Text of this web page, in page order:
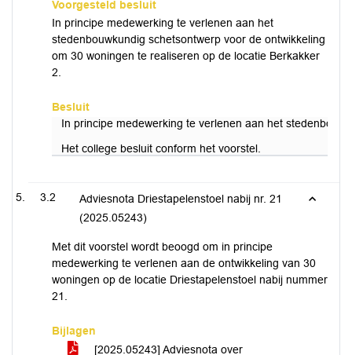
Voorgesteld besluit
In principe medewerking te verlenen aan het
stedenbouwkundig schetsontwerp voor de ontwikkeling
om 30 woningen te realiseren op de locatie Berkakker
2.
Besluit
In principe medewerking te verlenen aan het
Het college besluit conform het voorstel.
3.2
Adviesnota Driestapelenstoel nabij nr. 21
(2025.05243)
Met dit voorstel wordt beoogd om in principe
medewerking te verlenen aan de ontwikkeling van 30
woningen op de locatie Driestapelenstoel nabij nummer
21.
Bijlagen
[2025.05243] Adviesnota over